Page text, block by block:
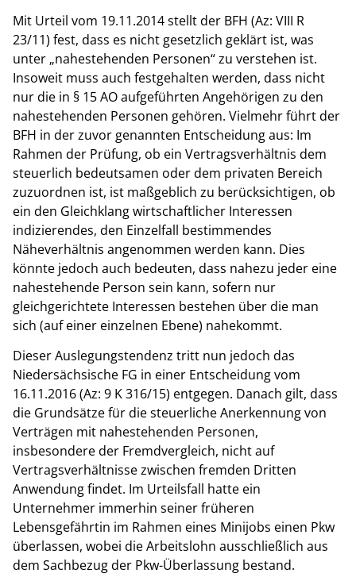
Mit Urteil vom 19.11.2014 stellt der BFH (Az: VIII R
23/11) fest, dass es nicht gesetzlich geklärt ist, was
unter „nahestehenden Personen“ zu verstehen ist.
Insoweit muss auch festgehalten werden, dass nicht
nur die in § 15 AO aufgeführten Angehörigen zu den
nahestehenden Personen gehören. Vielmehr führt der
BFH in der zuvor genannten Entscheidung aus: Im
Rahmen der Prüfung, ob ein Vertragsverhältnis dem
steuerlich bedeutsamen oder dem privaten Bereich
zuzuordnen ist, ist maßgeblich zu berücksichtigen, ob
ein den Gleichklang wirtschaftlicher Interessen
indizierendes, den Einzelfall bestimmendes
Näheverhältnis angenommen werden kann. Dies
könnte jedoch auch bedeuten, dass nahezu jeder eine
nahestehende Person sein kann, sofern nur
gleichgerichtete Interessen bestehen über die man
sich (auf einer einzelnen Ebene) nahekommt.
Dieser Auslegungstendenz tritt nun jedoch das
Niedersächsische FG in einer Entscheidung vom
16.11.2016 (Az: 9 K 316/15) entgegen. Danach gilt, dass
die Grundsätze für die steuerliche Anerkennung von
Verträgen mit nahestehenden Personen,
insbesondere der Fremdvergleich, nicht auf
Vertragsverhältnisse zwischen fremden Dritten
Anwendung findet. Im Urteilsfall hatte ein
Unternehmer immerhin seiner früheren
Lebensgefährtin im Rahmen eines Minijobs einen Pkw
überlassen, wobei die Arbeitslohn ausschließlich aus
dem Sachbezug der Pkw-Überlassung bestand.